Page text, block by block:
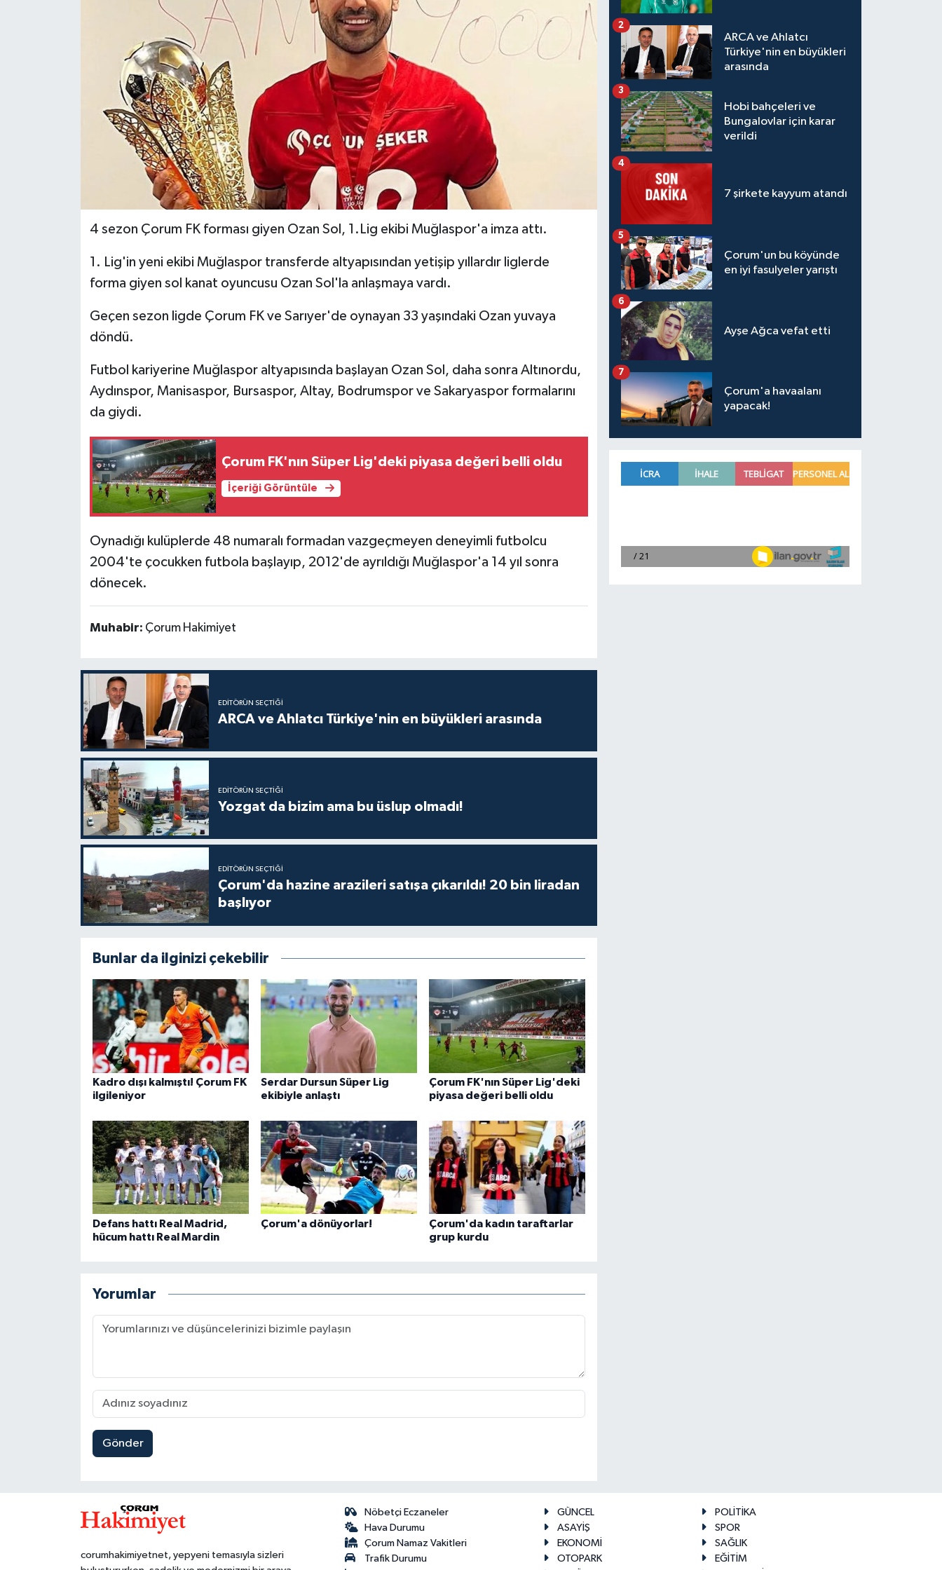
4 sezon Çorum FK forması giyen Ozan Sol, 1.Lig ekibi Muğlaspor'a imza attı.
1. Lig'in yeni ekibi Muğlaspor transferde altyapısından yetişip yıllardır liglerde
forma giyen sol kanat oyuncusu Ozan Sol'la anlaşmaya vardı.
Geçen sezon ligde Çorum FK ve Sarıyer'de oynayan 33 yaşındaki Ozan yuvaya
döndü.
Futbol kariyerine Muğlaspor altyapısında başlayan Ozan Sol, daha sonra Altınordu,
Aydınspor, Manisaspor, Bursaspor, Altay, Bodrumspor ve Sakaryaspor formalarını
da giydi.
Çorum FK'nın Süper Lig'deki piyasa değeri belli oldu
İçeriği Görüntüle
Oynadığı kulüplerde 48 numaralı formadan vazgeçmeyen deneyimli futbolcu
2004'te çocukken futbola başlayıp, 2012'de ayrıldığı Muğlaspor'a 14 yıl sonra
dönecek.
Muhabir: Çorum Hakimiyet
EDITÖRÜN SEÇTIĞI
ARCA ve Ahlatcı Türkiye'nin en büyükleri arasında
EDITÖRÜN SEÇTIĞI
Yozgat da bizim ama bu üslup olmadı!
EDITÖRÜN SEÇTIĞI
Çorum'da hazine arazileri satışa çıkarıldı! 20 bin liradan
başlıyor
Bunlar da ilginizi çekebilir
Kadro dışı kalmıştı! Çorum FK
ilgileniyor
Serdar Dursun Süper Lig
ekibiyle anlaştı
Çorum FK'nın Süper Lig'deki
piyasa değeri belli oldu
Defans hattı Real Madrid,
hücum hattı Real Mardin
Çorum'a dönüyorlar!
Çorum'da kadın taraftarlar
grup kurdu
Yorumlar
Gönder
ARCA ve Ahlatcı
Türkiye'nin en büyükleri
arasında
2
Hobi bahçeleri ve
Bungalovlar için karar
verildi
3
7 şirkete kayyum atandı
4
Çorum'un bu köyünde
en iyi fasulyeler yarıştı
5
Ayşe Ağca vefat etti
6
Çorum'a havaalanı
yapacak!
7
corumhakimiyetnet, yepyeni temasıyla sizleri
Nöbetçi Eczaneler
Hava Durumu
Çorum Namaz Vakitleri
Trafik Durumu
GÜNCEL
POLİTİKA
ASAYİŞ
SPOR
EKONOMİ
SAĞLIK
OTOPARK
EĞİTİM